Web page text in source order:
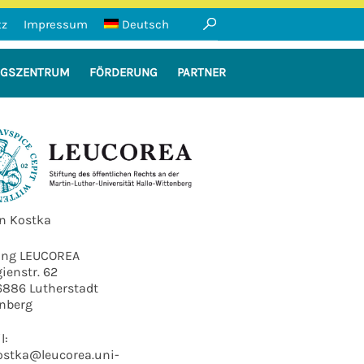
Impressum Deutsch
FÖRDERUNG PARTNER
Wittenberg
Kostka
LEUCOREA
62
Lutherstadt